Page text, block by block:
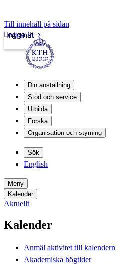
Till innehåll på sidan
Intranät
Logga in
Din anställning
Stöd och service
Utbilda
Forska
Organisation och styrning
Sök
English
Meny
Kalender
Aktuellt
Kalender
Anmäl aktivitet till kalendern
Akademiska högtider